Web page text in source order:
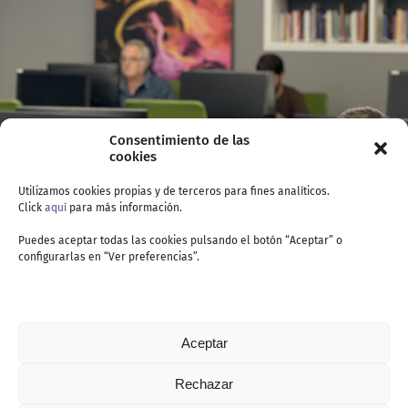
Consentimiento de las
cookies
Utilizamos cookies propias y de terceros para fines analíticos.
Click aquí para más información.
Puedes aceptar todas las cookies pulsando el botón “Aceptar” o
configurarlas en “Ver preferencias”.
Aceptar
Rechazar